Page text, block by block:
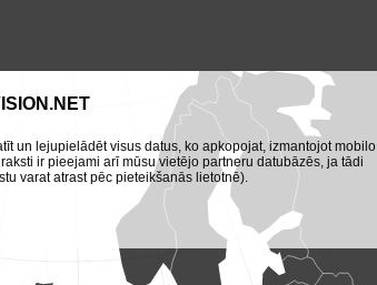
un lejupielādēt visus datus, ko apkopojat, izmantojot mobilo
ir pieejami arī mūsu vietējo partneru datubāzēs, ja tādi
varat atrast pēc pieteikšanās lietotnē).